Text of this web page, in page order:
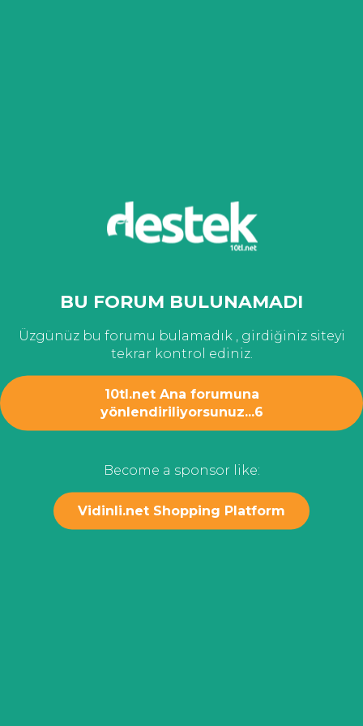
BU FORUM BULUNAMADI
Üzgünüz bu forumu bulamadık , girdiğiniz siteyi
tekrar kontrol ediniz.
10tl.net Ana forumuna
yönlendiriliyorsunuz...6
Become a sponsor like:
Vidinli.net Shopping Platform